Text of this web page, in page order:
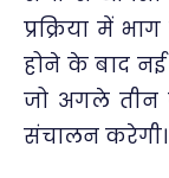
प्रक्रिया में
होने के बाद नई
जो अगले तीन
संचालन